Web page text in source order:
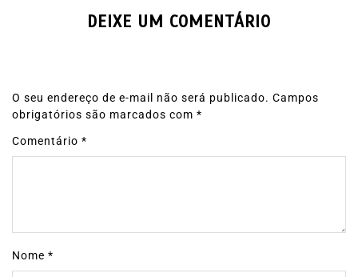
DEIXE UM COMENTÁRIO
O seu endereço de e-mail não será publicado. Campos
obrigatórios são marcados com *
Comentário *
Nome *